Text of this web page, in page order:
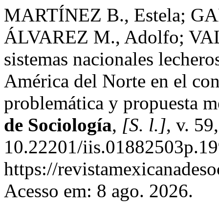
MARTÍNEZ B., Estela;
ÁLVAREZ M., Adolfo;
sistemas nacionales
América del Norte en el
problemática y propuesta
de Sociología, [S. l.], v.
10.22201/
https://
Acesso em: 8 ago. 2026.